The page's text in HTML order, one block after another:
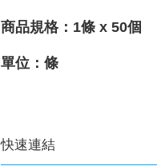
商品規格： 1條 x 50個
單位：條
快速連結